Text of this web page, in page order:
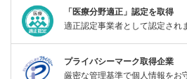
「医療分野適正」認定を取得
適正認定事業者として認定され
プライバシーマーク取得企業
厳密な管理基準で個人情報をお